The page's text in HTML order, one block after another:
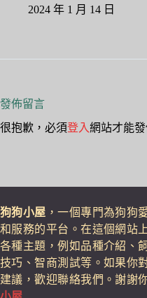
2024 年 1 月 14 日
發佈留言
很抱歉，必須登入網站才能發
狗狗小屋 ，一個專門為狗狗
和服務的平台。在這個網站
各種主題，例如品種介紹、
技巧、智商測試等。如果你
建議，歡迎聯絡我們。謝謝